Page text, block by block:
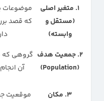
۱. متغیر اصلی
(مستقل و
وابسته)
موضوعات
که قصد
۲. جمعیت هدف
(Population)
گروهی که
آن
۳. مکان
موقعیت